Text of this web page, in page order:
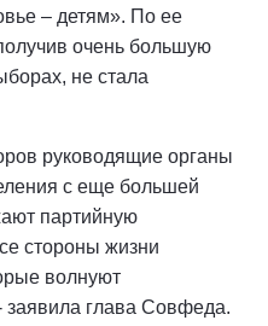
– детям». По ее
очень большую
не стала
руководящие органы
с еще большей
партийную
стороны жизни
волнуют
заявила глава Совфеда.